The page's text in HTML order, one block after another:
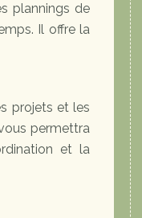
plannings de
Il offre la
projets et les
permettra
et la